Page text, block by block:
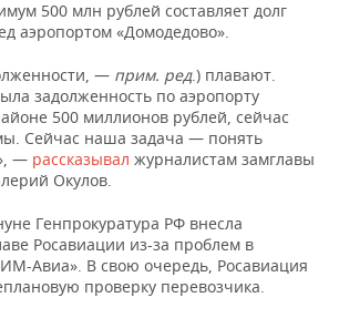
500 млн рублей составляет долг
аэропортом «Домодедово».
— прим. ред.) плавают.
задолженность по аэропорту
500 миллионов рублей, сейчас
Сейчас наша задача — понять
— рассказывал журналистам замглавы
Окулов.
Генпрокуратура РФ внесла
Росавиации из-за проблем в
Авиа». В свою очередь, Росавиация
проверку перевозчика.